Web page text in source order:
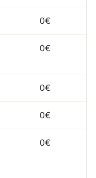
0€
0€
0€
0€
0€